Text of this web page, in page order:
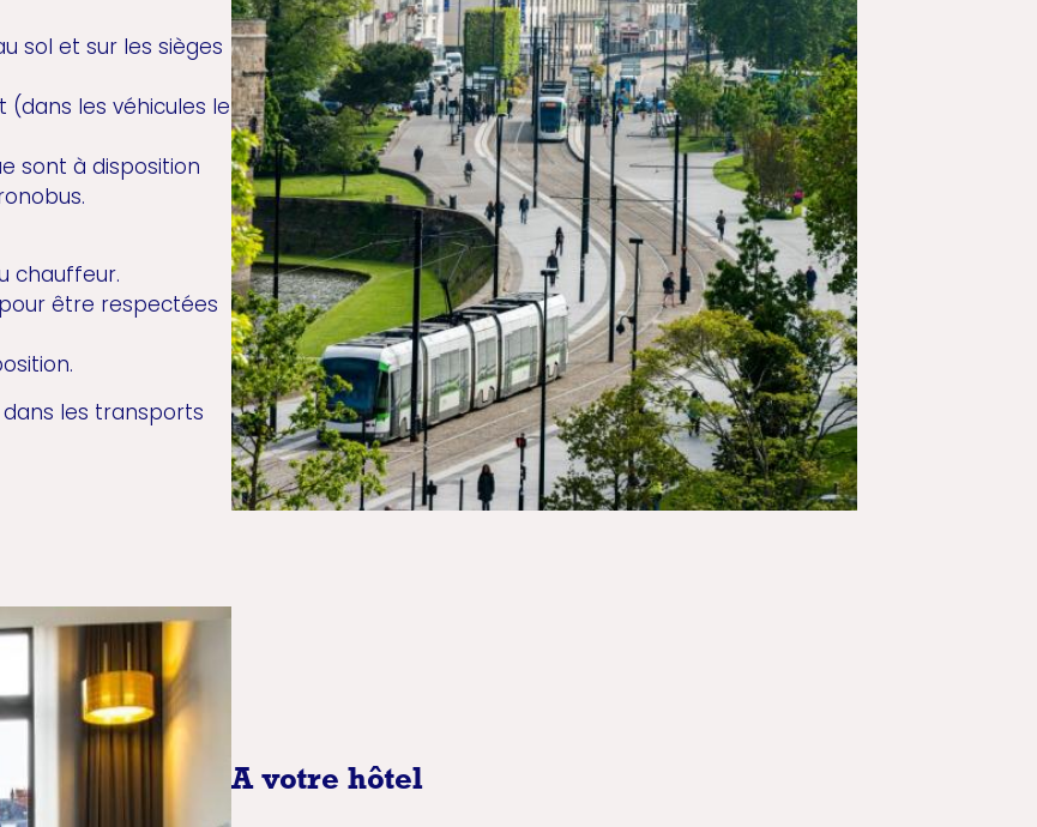
sol et sur les sièges
(dans les véhicules le
sont à disposition
chauffeur.
être respectées
les transports
A votre hôtel